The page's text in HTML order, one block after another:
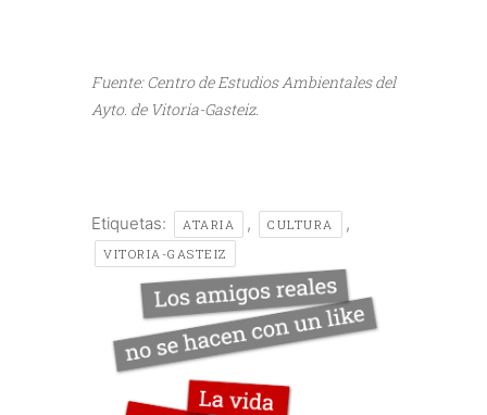
Fuente: Centro de Estudios Ambientales del
Ayto. de Vitoria-Gasteiz.
Etiquetas: ATARIA , CULTURA ,
VITORIA-GASTEIZ